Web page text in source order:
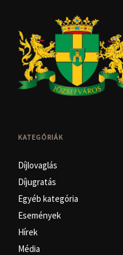
KATEGÓRIÁK
Díjlovaglás
Díjugratás
Egyéb kategória
Események
Hírek
Média